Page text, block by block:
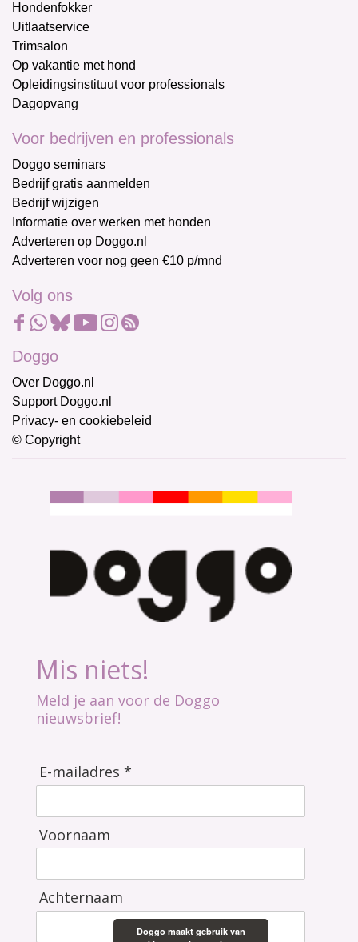
Hondenfokker
Uitlaatservice
Trimsalon
Op vakantie met hond
Opleidingsinstituut voor professionals
Dagopvang
Voor bedrijven en professionals
Doggo seminars
Bedrijf gratis aanmelden
Bedrijf wijzigen
Informatie over werken met honden
Adverteren op Doggo.nl
Adverteren voor nog geen €10 p/mnd
Volg ons
Doggo
Over Doggo.nl
Support Doggo.nl
Privacy- en cookiebeleid
© Copyright
Mis niets!
Meld je aan voor de Doggo
nieuwsbrief!
E-mailadres *
Voornaam
Achternaam
Doggo maakt gebruik van